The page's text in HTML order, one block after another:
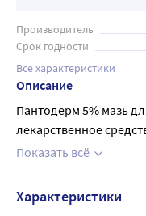
Производитель
Срок годности
Все характеристики
Описание
Пантодерм 5% мазь
лекарственное средство,
различных кожных
пантотеновую
частью коэнзима А и стимулирует регенерацию кожи,
Показать всё
Характеристики